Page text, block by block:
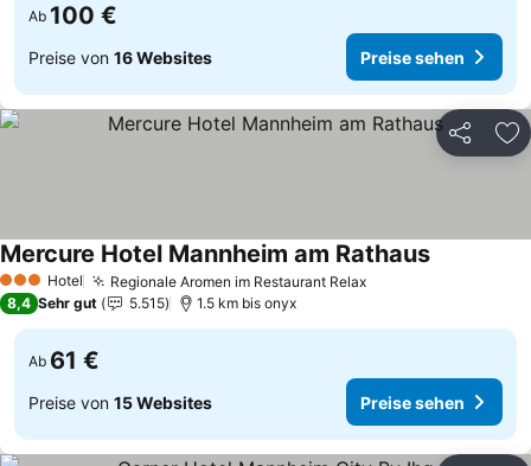
Ab 100 €
Preise von 16 Websites Preise sehen
Teilen
3 SterneHotel Regionale Aromen im Restaurant RelaxPreise sehen
Mercure Hotel Mannheim am RathausPreise
8,4 Sehr gut 5.515 1.5 km bis onyx
Ab 61 €
Preise von 15 Websites Preise sehen